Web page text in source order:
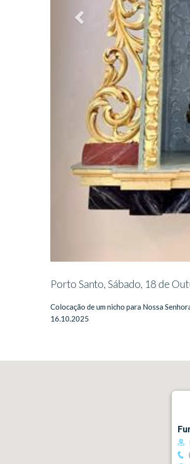
Porto Santo, Sábado, 18 de
Colocação de um nicho para Nossa
16.10.2025